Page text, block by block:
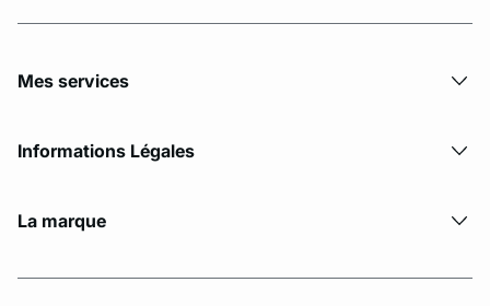
Mes services
Informations Légales
La marque